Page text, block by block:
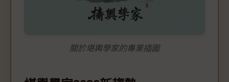
關於堪輿學家的專業插圖